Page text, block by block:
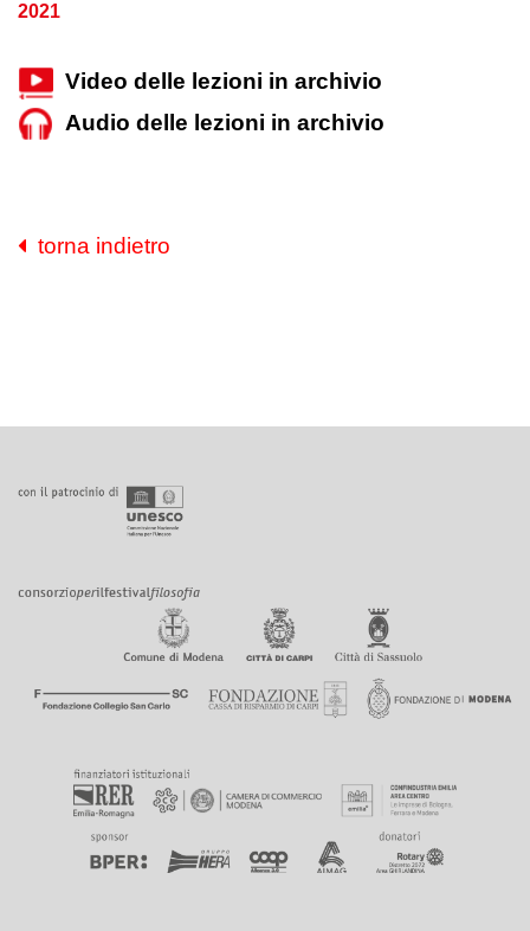
2021
Video delle lezioni in archivio
Audio delle lezioni in archivio
torna indietro